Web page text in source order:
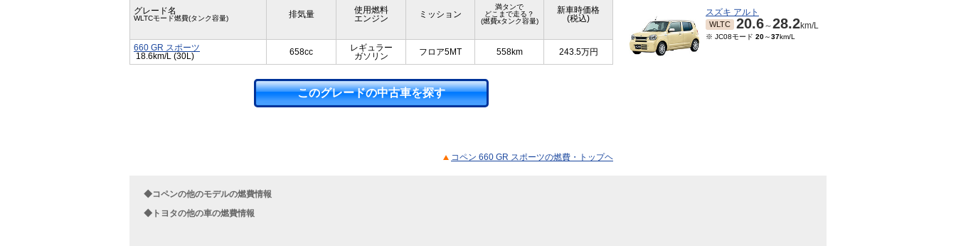
グレード名
WLTCモード燃費(タンク容量) 排気量
使用燃料
エンジン
ミッション
満タンで
どこまで走る？
(燃費xタンク容量)
新車時価格
(税込)
660 GR スポーツ
18.6km/L (30L)
658cc
レギュラー
ガソリン
フロア5MT 558km 243.5万円
このグレードの中古車を探す
コペン 660 GR スポーツの燃費・トップヘ
スズキ アルト
WLTC 20.6～28.2km/L
※ JC08モード 20～37km/L
◆コペンの他のモデルの燃費情報
◆トヨタの他の車の燃費情報